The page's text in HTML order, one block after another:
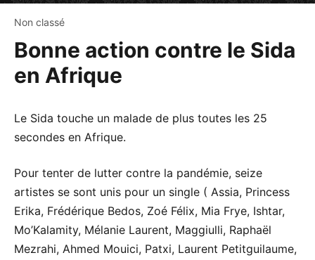
Non classé
Bonne action contre le Sida
en Afrique
Le Sida touche un malade de plus toutes les 25
secondes en Afrique.
Pour tenter de lutter contre la pandémie, seize
artistes se sont unis pour un single ( Assia, Princess
Erika, Frédérique Bedos, Zoé Félix, Mia Frye, Ishtar,
Mo’Kalamity, Mélanie Laurent, Maggiulli, Raphaël
Mezrahi, Ahmed Mouici, Patxi, Laurent Petitguilaume,